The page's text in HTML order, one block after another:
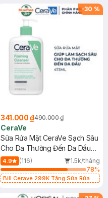
-30 %
341.000 ₫490.000 ₫
CeraVe
Sữa Rửa Mặt CeraVe Sạch Sâu
Cho Da Thường Đến Da Dầu
473ml
4.9 (116)
1.5k/tháng
78%
Bill Cerave 299K Tặng Sữa Rửa